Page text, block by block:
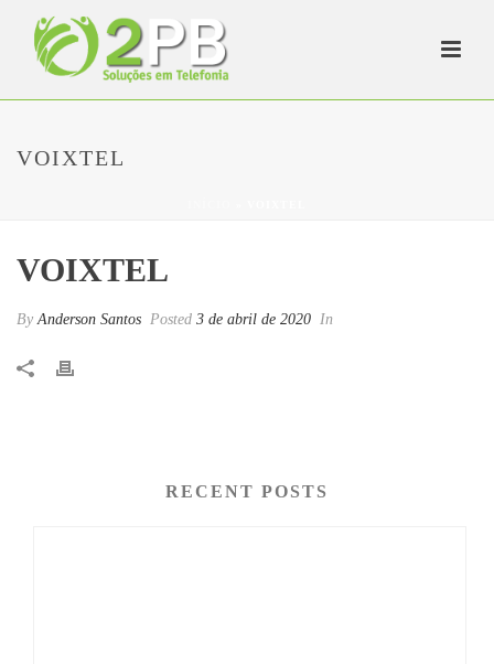
VOIXTEL
VOIXTEL
ByAnderson Santos Posted 3 de abril de 2020 In
RECENT POSTS